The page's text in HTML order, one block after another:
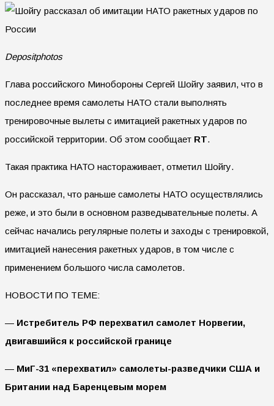
Depositphotos
Глава российского Минобороны Сергей Шойгу заявил, что в
последнее время самолеты НАТО стали выполнять
тренировочные вылеты с имитацией ракетных ударов по
российской территории. Об этом сообщает RT.
Такая практика НАТО настораживает, отметил Шойгу.
Он рассказал, что раньше самолеты НАТО осуществлялись
реже, и это были в основном разведывательные полеты. А
сейчас начались регулярные полеты и заходы с тренировкой,
имитацией нанесения ракетных ударов, в том числе с
применением большого числа самолетов.
НОВОСТИ ПО ТЕМЕ:
— Истребитель РФ перехватил самолет Норвегии,
двигавшийся к российской границе
— МиГ-31 «перехватил» самолеты-разведчики США и
Британии над Баренцевым морем